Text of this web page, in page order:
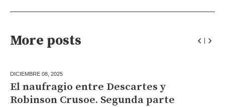
More posts
DICIEMBRE 08, 2025
El naufragio entre Descartes y
Robinson Crusoe. Segunda parte